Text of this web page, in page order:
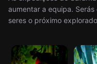
aumentar a equipa.
seres o próximo